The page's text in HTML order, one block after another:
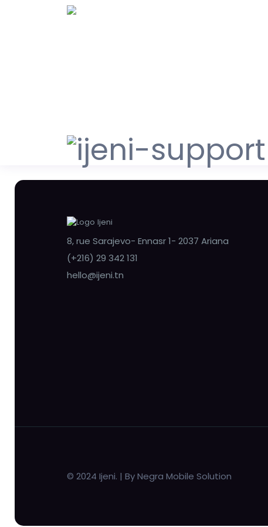
8, rue Sarajevo- Ennasr 1- 2037 Ariana
(+216) 29 342 131
hello@ijeni.tn
© 2024 Ijeni. | By Negra Mobile Solution